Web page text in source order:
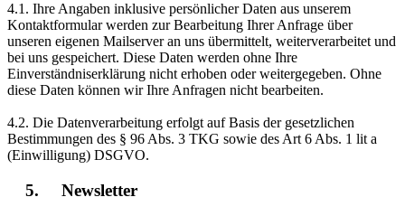
4.1. Ihre Angaben inklusive persönlicher Daten aus unserem
Kontaktformular werden zur Bearbeitung Ihrer Anfrage über
unseren eigenen Mailserver an uns übermittelt, weiterverarbeitet und
bei uns gespeichert. Diese Daten werden ohne Ihre
Einverständniserklärung nicht erhoben oder weitergegeben. Ohne
diese Daten können wir Ihre Anfragen nicht bearbeiten.
4.2. Die Datenverarbeitung erfolgt auf Basis der gesetzlichen
Bestimmungen des § 96 Abs. 3 TKG sowie des Art 6 Abs. 1 lit a
(Einwilligung) DSGVO.
5. Newsletter